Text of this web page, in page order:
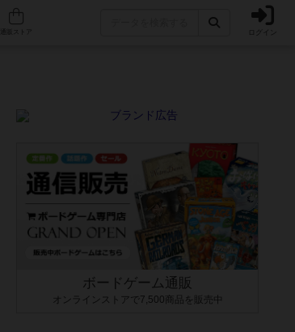
人気ボードゲーム ログイン
ボードゲーム通販
オンラインストアで7,500商品を販売中